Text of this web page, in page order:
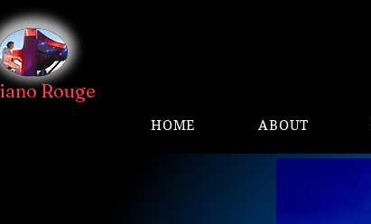
Rouge
HOME ABOUT